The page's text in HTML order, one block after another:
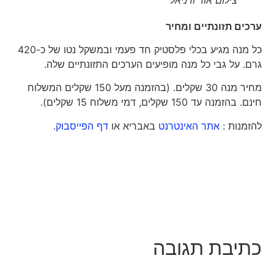
ערכים תזונתיים ומחיר
כל מנה מגיע בכלי פלסטיק חד פעמי ובמשקל נטו של כ-420
גרם. על גבי כל מנה מופיעים הערכים התזונתיים שלה.
מחיר מנה 30 שקלים. (בהזמנה מעל 150 שקלים המשלוח
חינם. בהזמנה עד 150 שקלים, דמי משלוח 15 שקלים).
להזמנות :אתר האינטרנטבאבריא או דף הפייסבוק.
כתיבת תגובה